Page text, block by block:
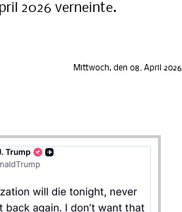
2026 verneinte.
Mittwoch, den 08. April 2026